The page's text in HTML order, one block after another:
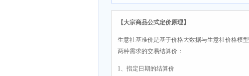
【大宗商品公式定价原理】
生意社基准价是基于价格大数据与生意社价格模
两种需求的交易结算价：
1、指定日期的结算价